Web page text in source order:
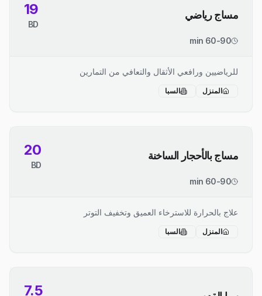
مساج رياضي 19
BD
60-90 min
للرياضيين ورافعي الأثقال والتعافي من التمارين
المنزل السبا
مساج بالأحجار الساخنة 20
BD
60-90 min
علاج بالحرارة للاسترخاء العميق وتخفيف التوتر
المنزل السبا
7.5